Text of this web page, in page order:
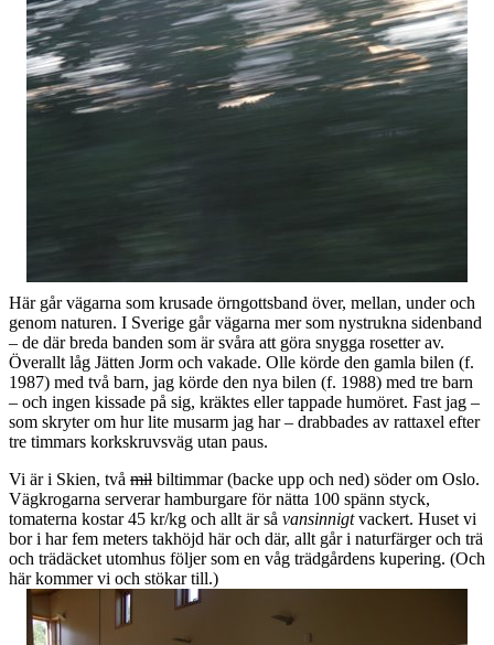
Här går vägarna som krusade örngottsband över, mellan, under och
genom naturen. I Sverige går vägarna mer som nystrukna sidenband
– de där breda banden som är svåra att göra snygga rosetter av.
Överallt låg Jätten Jorm och vakade. Olle körde den gamla bilen (f.
1987) med två barn, jag körde den nya bilen (f. 1988) med tre barn
– och ingen kissade på sig, kräktes eller tappade humöret. Fast jag –
som skryter om hur lite musarm jag har – drabbades av rattaxel efter
tre timmars korkskruvsväg utan paus.
Vi är i Skien, två mil biltimmar (backe upp och ned) söder om Oslo.
Vägkrogarna serverar hamburgare för nätta 100 spänn styck,
tomaterna kostar 45 kr/kg och allt är så vansinnigtvackert. Huset vi
bor i har fem meters takhöjd här och där, allt går i naturfärger och trä
och trädäcket utomhus följer som en våg trädgårdens kupering. (Och
här kommer vi och stökar till.)